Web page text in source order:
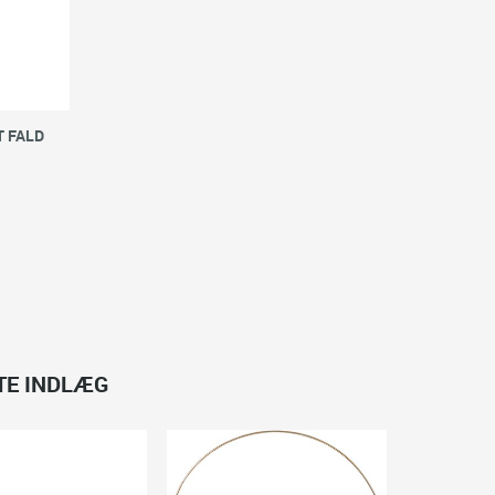
FALD
INDLÆG